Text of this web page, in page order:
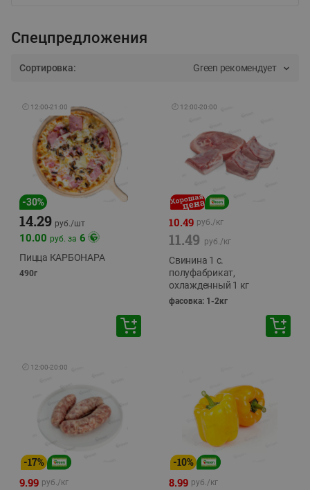
Спецпредложения
Сортировка: Green рекомендует
🕘 12:00-21:00
-30%
14.29 руб./шт
10.00 руб. за 6
Пицца КАРБОНАРА
490г
🕘 12:00-20:00
10.49 руб./кг
11.49 руб./кг
Свинина 1 с.
полуфабрикат,
охлажденный 1 кг
фасовка: 1-2кг
🕘 12:00-20:00
-17%
9.99 руб./кг
-10%
8.99 руб./кг